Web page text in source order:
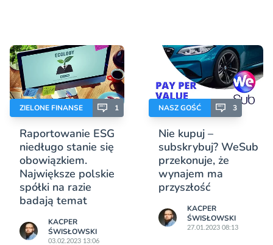
ZIELONE FINANSE 1
Raportowanie ESG
niedługo stanie się
obowiązkiem.
Największe polskie
spółki na razie
badają temat
KACPER
ŚWISŁOWSKI
03.02.2023 13:06
NASZ GOŚĆ 3
Nie kupuj –
subskrybuj? WeSub
przekonuje, że
wynajem ma
przyszłość
KACPER
ŚWISŁOWSKI
27.01.2023 08:13